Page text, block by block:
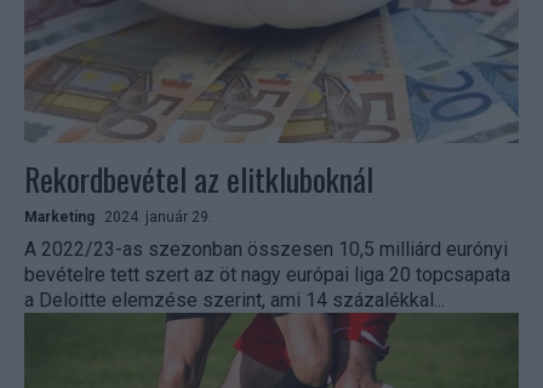
Rekordbevétel az elitkluboknál
Marketing 2024. január 29.
A 2022/23-as szezonban összesen 10,5 milliárd eurónyi
bevételre tett szert az öt nagy európai liga 20 topcsapata
a Deloitte elemzése szerint, ami 14 százalékkal...